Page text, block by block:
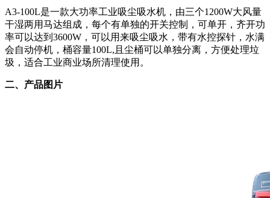
A3-100L是一款大功率工业吸尘吸水机，由三个1200W大风量
干湿两用马达组成，每个有单独的开关控制，可单开，齐开功
率可以达到3600W，可以用来吸尘吸水，带有水控探针，水满
会自动停机，桶容量100L,且尘桶可以单独分离，方便处理垃
圾，适合工业商业场所清理使用。
二、产品图片